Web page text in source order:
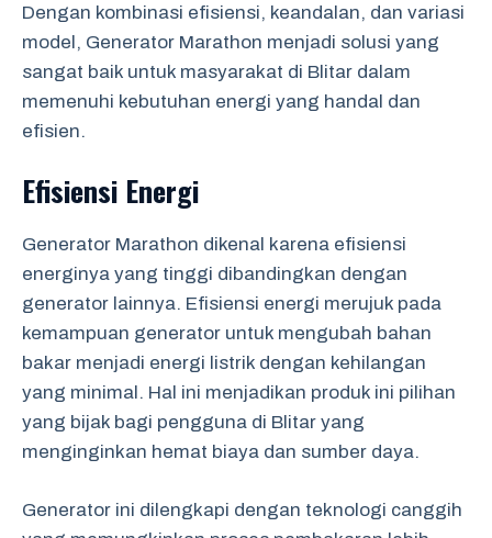
Dengan kombinasi efisiensi, keandalan, dan variasi
model, Generator Marathon menjadi solusi yang
sangat baik untuk masyarakat di Blitar dalam
memenuhi kebutuhan energi yang handal dan
efisien.
Efisiensi Energi
Generator Marathon dikenal karena efisiensi
energinya yang tinggi dibandingkan dengan
generator lainnya. Efisiensi energi merujuk pada
kemampuan generator untuk mengubah bahan
bakar menjadi energi listrik dengan kehilangan
yang minimal. Hal ini menjadikan produk ini pilihan
yang bijak bagi pengguna di Blitar yang
menginginkan hemat biaya dan sumber daya.
Generator ini dilengkapi dengan teknologi canggih